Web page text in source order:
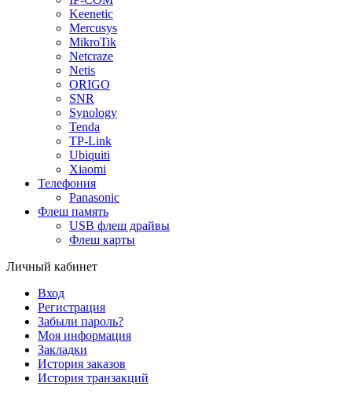
Keenetic
Mercusys
MikroTik
Netcraze
Netis
ORIGO
SNR
Synology
Tenda
TP-Link
Ubiquiti
Xiaomi
Телефония
Panasonic
Флеш память
USB флеш драйвы
Флеш карты
Личный кабинет
Вход
Регистрация
Забыли пароль?
Моя информация
Закладки
История заказов
История транзакций